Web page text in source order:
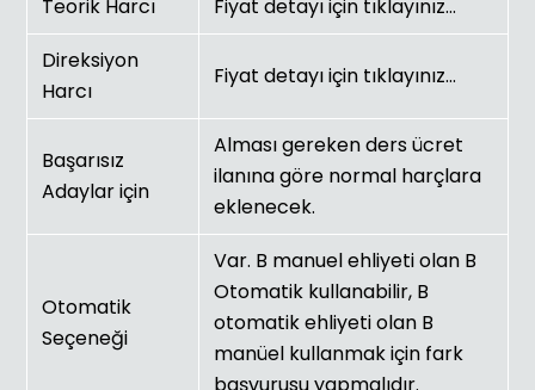
Teorik Harcı
Fiyat detayı için tıklayınız…
Direksiyon
Harcı
Fiyat detayı için tıklayınız…
Başarısız
Adaylar için
Alması gereken ders ücret
ilanına göre normal harçlara
eklenecek.
Otomatik
Seçeneği
Var. B manuel ehliyeti olan B
Otomatik kullanabilir, B
otomatik ehliyeti olan B
manüel kullanmak için fark